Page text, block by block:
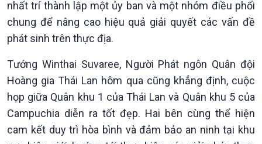
nhất trí thành lập một ủy ban và một nhóm điều phối
chung để nâng cao hiệu quả giải quyết các vấn đề
phát sinh trên thực địa.
Tướng Winthai Suvaree, Người Phát ngôn Quân đội
Hoàng gia Thái Lan hôm qua cũng khẳng định, cuộc
họp giữa Quân khu 1 của Thái Lan và Quân khu 5 của
Campuchia diễn ra tốt đẹp. Hai bên cùng thể hiện
cam kết duy trì hòa bình và đảm bảo an ninh tại khu